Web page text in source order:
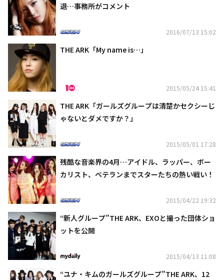
退…事務所がコメント
2016/07/13 15:02
THE ARK「My name is…」
2015/05/24 15:41
THE ARK「ガールズグループは清楚かセクシーじ
ゃないとダメですか？」
2015/05/01 17:28
残酷な音楽界の4月…アイドル、ラッパー、ボー
カリスト、ベテランまでスターたちの熱い戦い！
2015/04/22 19:32
“新人グループ”THE ARK、EXOと撮った団体ショ
ットを公開
2015/04/13 11:08
“ユナ・キムのガールズグループ”THE ARK、12